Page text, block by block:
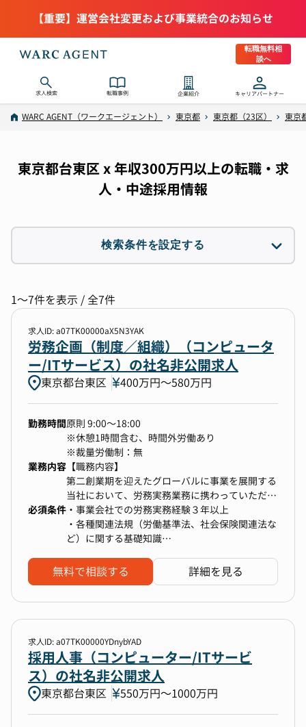
【重要】運営会社変更および事業統合のお知らせ
転職無料相
談へ
求人検索 転職事例 企業紹介 キャリアパートナー
WARC AGENT（ワークエージェント） 東京都 東京都（23区） 東京
東京都台東区 x 年収300万円以上の転職・求
人・中途採用情報
検索条件を設定する
選択なし
勤務地
1件選択
年収
300万円以上〜上限なし
選択中の条件 すべてクリア
東京都台東区 300万円以上〜上限なし
1〜7件を表示 / 全7件
求人ID: a07TK00000aX5N3YAK
労務企画（制度／組織）（コンピュータ
ー/ITサービス）の社名非公開求人
東京都台東区 400万円〜580万円
勤務時間原則 9:00～18:00
※休憩1時間含む、時間外労働あり
※裁量労働制：無
業務内容 【職務内容】
第二創業期を迎えたグローバルに事業を展開する
当社において、労務実務業務に携わっていただき
ます。
＜具体的な職務内容＞
・給与計算
・社会保険関連
・健康管理全般（健診、予防接種）
・安全衛生、産業医、メンタルヘルス
【仕事のやりがい・魅力】
・幅広い経験を積むことができる
単なるルーティン業務にとどまらず、各種人事施
必須条件 ・事業会社での労務実務経験３年以上
・各種関連法規（労働基準法、社会保険関連法な
ど）に関する基礎知識
等）
無料で相談する 詳細を見る
求人ID: a07TK00000YDnybYAD
採用人事（コンピューター/ITサービ
ス）の社名非公開求人
東京都台東区 550万円〜1000万円